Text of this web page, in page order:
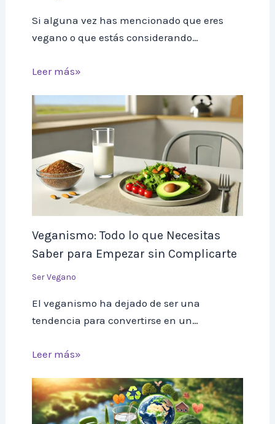
Si alguna vez has mencionado que eres
vegano o que estás considerando…
Leer más»
Veganismo: Todo lo que Necesitas
Saber para Empezar sin Complicarte
Ser Vegano
El veganismo ha dejado de ser una
tendencia para convertirse en un…
Leer más»